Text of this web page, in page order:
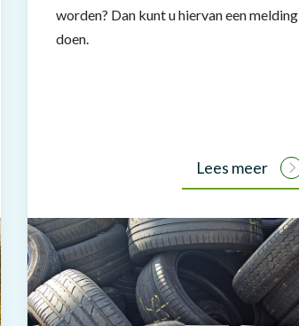
worden? Dan kunt u hiervan een melding
doen.
Lees meer